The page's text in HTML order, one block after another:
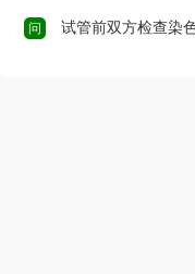
问 试管前双方检查染色体